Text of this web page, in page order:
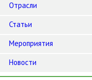
Отрасли
Статьи
Мероприятия
Новости